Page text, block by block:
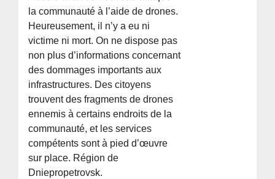
la communauté à l’aide de drones.
Heureusement, il n’y a eu ni
victime ni mort. On ne dispose pas
non plus d’informations concernant
des dommages importants aux
infrastructures. Des citoyens
trouvent des fragments de drones
ennemis à certains endroits de la
communauté, et les services
compétents sont à pied d’œuvre
sur place. Région de
Dniepropetrovsk.